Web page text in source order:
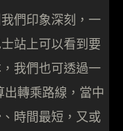
們印象深刻，一
站上可以看到要
我們也可透過一
轉乘路線，當中
時間最短，又或